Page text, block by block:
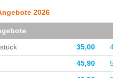
2026
35,00
45,90